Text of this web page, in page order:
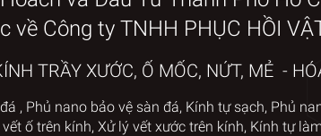
Công ty TNHH PHỤC HỒI
TRẦY XƯỚC, Ố MỐC, NỨT, MẺ -
, Phủ nano bảo vệ sàn đá, Kính tự sạch, Phủ
ố trên kính, Xử lý vết xước trên kính, Kính tự